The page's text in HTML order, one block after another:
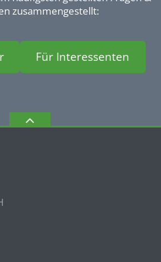
zusammengestellt:
Für Interessenten